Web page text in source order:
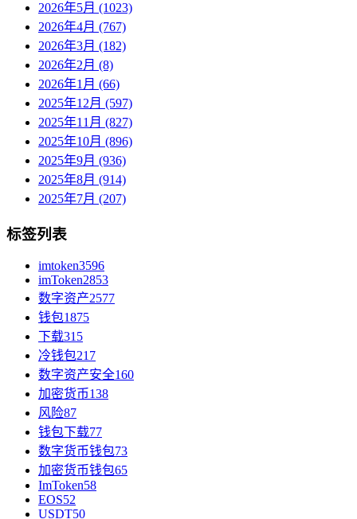
2026年5月 (1023)
2026年4月 (767)
2026年3月 (182)
2026年2月 (8)
2026年1月 (66)
2025年12月 (597)
2025年11月 (827)
2025年10月 (896)
2025年9月 (936)
2025年8月 (914)
2025年7月 (207)
标签列表
imtoken3596
imToken2853
数字资产2577
钱包1875
下载315
冷钱包217
数字资产安全160
加密货币138
风险87
钱包下载77
数字货币钱包73
加密货币钱包65
ImToken58
EOS52
USDT50